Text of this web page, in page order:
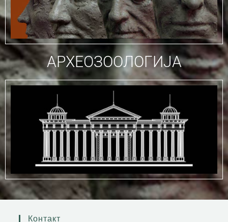
АРХЕОЗООЛОГИЈА
Контакт